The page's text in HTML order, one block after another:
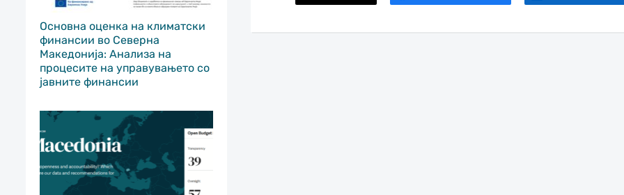
Основна оценка на климатски
финансии во Северна
Македонија: Анализа на
процесите на управувањето со
јавните финансии